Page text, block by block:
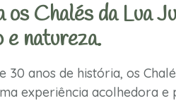
os Chalés da Lua
natureza.
30 anos de história, os
experiência acolhedora e